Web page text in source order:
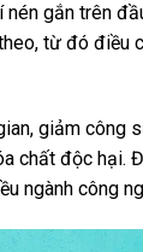
gắn trên
từ đó
giảm công
chất độc hại.
ngành công